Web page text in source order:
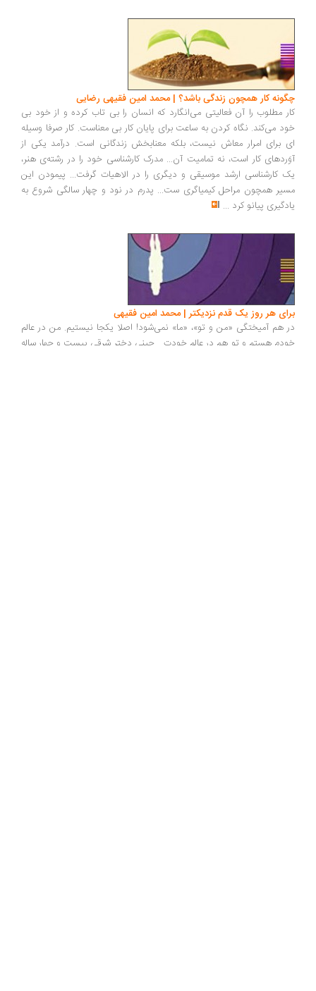
چگونه کار همچون زندگی باشد؟ | محمد امین فقیهی رضایی
کار مطلوب را آن فعالیتی می‌انگارد که انسان را بی تاب کرده و از خود بی
خود می‌کند. نگاه کردن به ساعت برای پایان کار بی معناست. کار صرفا وسیله
ای برای امرار معاش نیست، بلکه معنابخش زندگانی است. درآمد یکی از
آوَردهای کار است، نه تمامیت آن... مدرک کارشناسی خود را در رشته‌ی هنر،
یک کارشناسی ارشد موسیقی و دیگری را در الاهیات گرفت... پیمودن این
مسیر همچون مراحل کیمیاگری ست... پدرم در نود و چهار سالگی شروع به
یادگیری پیانو کرد ...
برای هر روز یک قدم نزدیکتر | محمد امین فقیهی
در هم آمیختگی «من و تو»، «ما» نمی‌شود! اصلا یکجا نیستیم. من در عالم
خودم هستم و تو هم در عالم خودت... جینی دختر شرقی بیست و چهار ساله